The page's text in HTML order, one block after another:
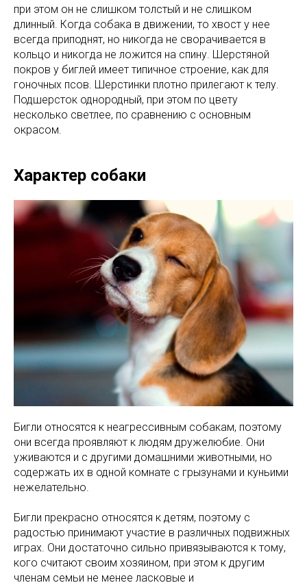
при этом он не слишком толстый и не слишком
длинный. Когда собака в движении, то хвост у нее
всегда приподнят, но никогда не сворачивается в
кольцо и никогда не ложится на спину. Шерстяной
покров у биглей имеет типичное строение, как для
гоночных псов. Шерстинки плотно прилегают к телу.
Подшерсток однородный, при этом по цвету
несколько светлее, по сравнению с основным
окрасом.
Характер собаки
Бигли относятся к неагрессивным собакам, поэтому
они всегда проявляют к людям дружелюбие. Они
уживаются и с другими домашними животными, но
содержать их в одной комнате с грызунами и куньими
нежелательно.
Бигли прекрасно относятся к детям, поэтому с
радостью принимают участие в различных подвижных
играх. Они достаточно сильно привязываются к тому,
кого считают своим хозяином, при этом к другим
членам семьи не менее ласковые и